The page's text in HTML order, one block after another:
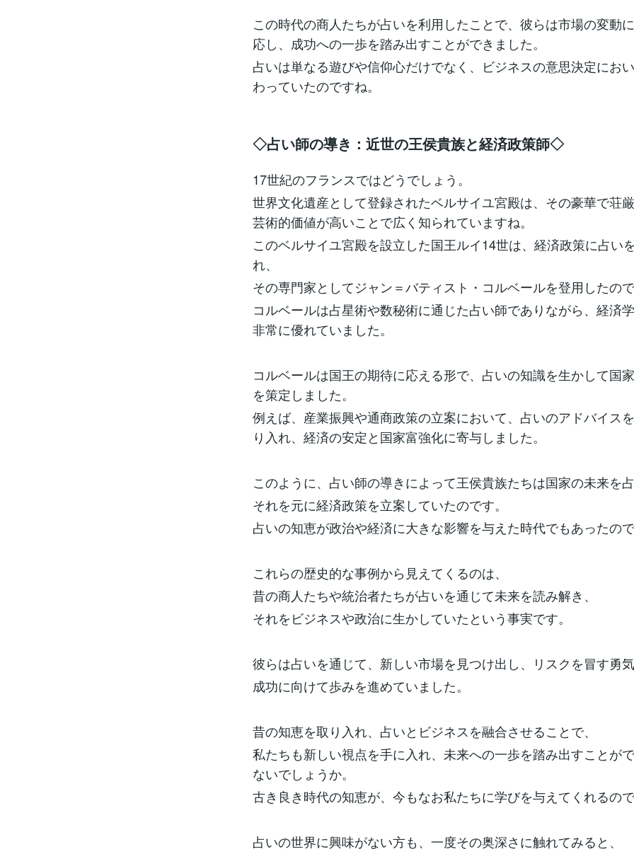
この時代の商人たちが占いを利用したことで、彼らは市場の変動
応し、成功への一歩を踏み出すことができました。
占いは単なる遊びや信仰心だけでなく、ビジネスの意思決定にお
わっていたのですね。
◇占い師の導き：近世の王侯貴族と経済政策師◇
17世紀のフランスではどうでしょう。
世界文化遺産として登録されたベルサイユ宮殿は、その豪華で荘
芸術的価値が高いことで広く知られていますね。
このベルサイユ宮殿を設立した国王ルイ14世は、経済政策に占い
れ、
その専門家としてジャン＝バティスト・コルベールを登用したの
コルベールは占星術や数秘術に通じた占い師でありながら、経済
非常に優れていました。
コルベールは国王の期待に応える形で、占いの知識を生かして国
を策定しました。
例えば、産業振興や通商政策の立案において、占いのアドバイス
り入れ、経済の安定と国家富強化に寄与しました。
このように、占い師の導きによって王侯貴族たちは国家の未来を
それを元に経済政策を立案していたのです。
占いの知恵が政治や経済に大きな影響を与えた時代でもあったの
これらの歴史的な事例から見えてくるのは、
昔の商人たちや統治者たちが占いを通じて未来を読み解き、
それをビジネスや政治に生かしていたという事実です。
彼らは占いを通じて、新しい市場を見つけ出し、リスクを冒す勇
成功に向けて歩みを進めていました。
昔の知恵を取り入れ、占いとビジネスを融合させることで、
私たちも新しい視点を手に入れ、未来への一歩を踏み出すことが
ないでしょうか。
古き良き時代の知恵が、今もなお私たちに学びを与えてくれるの
占いの世界に興味がない方も、一度その奥深さに触れてみると、